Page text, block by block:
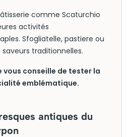
comme Scaturchio
activités
Sfogliatelle, pastiere ou
traditionnelles.
vous conseille de tester la
emblématique.
antiques du